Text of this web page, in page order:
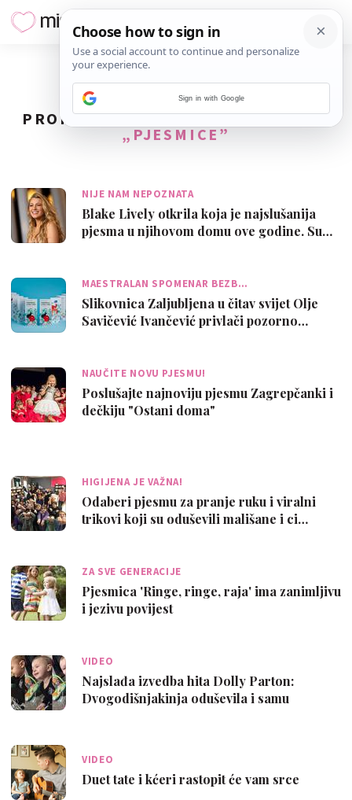
PRONAĐENO17REZULTATA ZA TAG
„PJESMICE”
NIJE NAM NEPOZNATA
Blake Lively otkrila koja je najslušanija
pjesma u njihovom domu ove godine. Su…
MAESTRALAN SPOMENAR BEZB…
Slikovnica Zaljubljena u čitav svijet Olje
Savičević Ivančević privlači pozorno…
NAUČITE NOVU PJESMU!
Poslušajte najnoviju pjesmu Zagrepčanki i
dečkiju "Ostani doma"
HIGIJENA JE VAŽNA!
Odaberi pjesmu za pranje ruku i viralni
trikovi koji su oduševili mališane i ci…
ZA SVE GENERACIJE
Pjesmica 'Ringe, ringe, raja' ima zanimljivu
i jezivu povijest
VIDEO
Najslađa izvedba hita Dolly Parton:
Dvogodišnjakinja oduševila i samu
VIDEO
Duet tate i kćeri rastopit će vam srce
Sign in with Google